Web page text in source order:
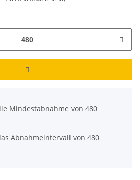
Mindestabnahme von 480
Abnahmeintervall von 480